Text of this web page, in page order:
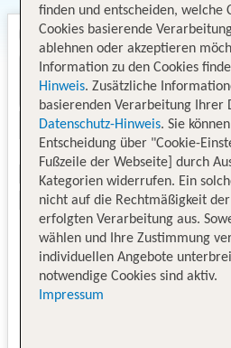
finden und entscheiden, welche
Cookies basierende
ablehnen oder akzeptieren
Information zu den Cookies
Hinweis. Zusätzliche
basierenden Verarbeitung Ihrer
Datenschutz-Hinweis. Sie
Entscheidung über "Cookie-
Fußzeile der Webseite] durch
Kategorien widerrufen. Ein
nicht auf die Rechtmäßigkeit
erfolgten Verarbeitung aus.
wählen und Ihre Zustimmung
individuellen Angebote
notwendige Cookies sind aktiv.
Impressum